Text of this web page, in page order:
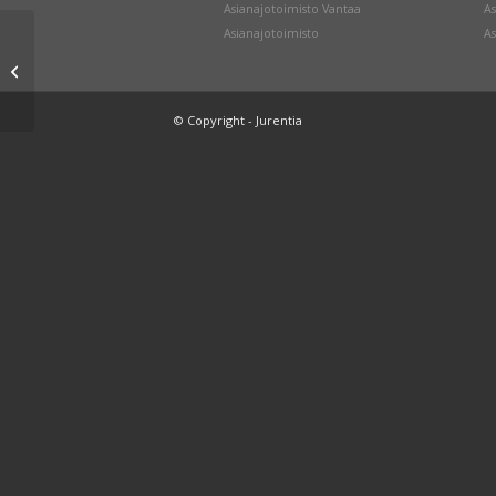
Asianajotoimisto Vantaa
Asianajotoimisto
© Copyright - Jurentia